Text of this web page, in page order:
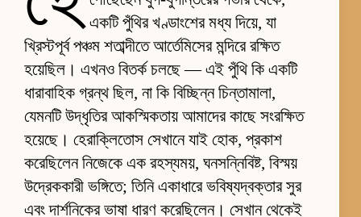
একটি পুঁথির খণ্ডাংশের মধ্য দিয়ে, যা
খ্রিস্টপূর্ব পঞ্চম শতাব্দীতে আর্তেমিসের মন্দিরে রক্ষিত
হয়েছিল। এখনও বিতর্ক চলছে — এই পুঁথি কি একটি
ধারাবাহিক গ্রন্থ ছিল, না কি বিচ্ছিন্ন চিন্তামালা,
যেমনটি উদ্ধৃতির আকস্মিকতায় আমাদের কাছে সংরক্ষিত
হয়েছে। হেরাক্লিতোস সেখানে যাই হোক, প্রকাশ
করেছিলেন নিজেকে এক রহস্যময়, ঘনসন্নিবিষ্ট, বিস্ময়
উদ্রেককারী ভঙ্গিতে; তিনি একাধারে ভবিষ্যদ্বক্তার সুর
এবং দার্শনিকের ভাষা ধারণ করেছিলেন। সেখান থেকেই